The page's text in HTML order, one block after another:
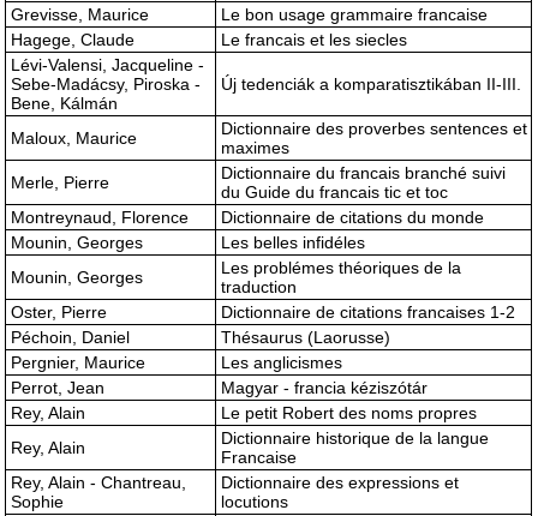
Grevisse, Maurice
Le bon usage grammaire francaise
Hagege, Claude
Le francais et les siecles
Lévi-Valensi, Jacqueline -
Sebe-Madácsy, Piroska -
Bene, Kálmán
Új tedenciák a komparatisztikában II-III.
Maloux, Maurice
Dictionnaire des proverbes sentences et
maximes
Merle, Pierre
Dictionnaire du francais branché suivi
du Guide du francais tic et toc
Montreynaud, Florence
Dictionnaire de citations du monde
Mounin, Georges
Les belles infidéles
Mounin, Georges
Les problémes théoriques de la
traduction
Oster, Pierre
Dictionnaire de citations francaises 1-2
Péchoin, Daniel
Thésaurus (Laorusse)
Pergnier, Maurice
Les anglicismes
Perrot, Jean
Magyar - francia kéziszótár
Rey, Alain
Le petit Robert des noms propres
Rey, Alain
Dictionnaire historique de la langue
Francaise
Rey, Alain - Chantreau,
Sophie
Dictionnaire des expressions et
locutions